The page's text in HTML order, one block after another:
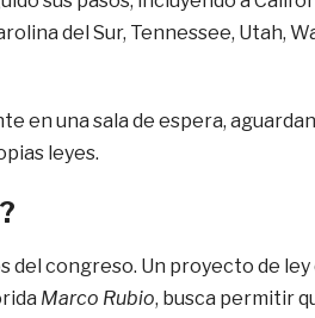
del Sur, Tennessee, Utah,
en una sala de espera,
leyes.
del congreso. Un proyecto de
Marco Rubio, busca permitir